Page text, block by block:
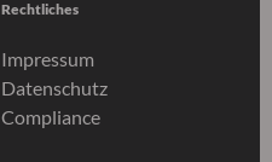
Rechtliches
Impressum
Datenschutz
Compliance